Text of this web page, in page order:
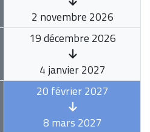
2 novembre 2026
19 décembre 2026
4 janvier 2027
20 février 2027
8 mars 2027